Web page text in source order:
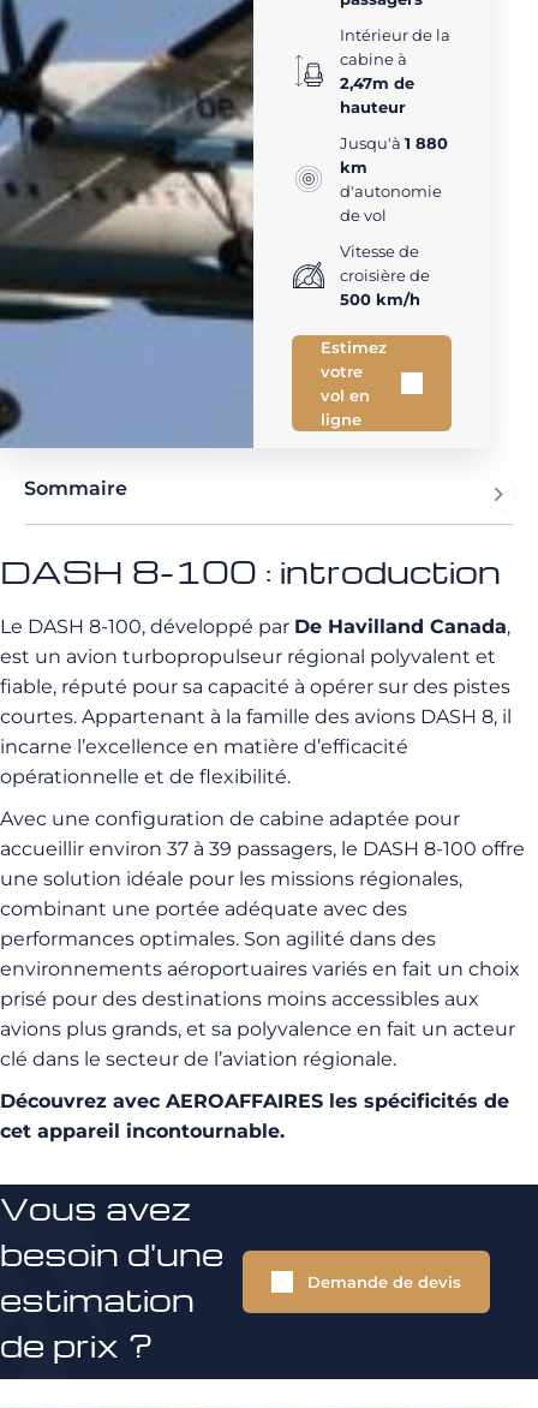
Intérieur de la
cabine à
2,47m de
hauteur
Jusqu'à 1 880
km
d'autonomie
de vol
Vitesse de
croisière de
500 km/h
Estimez
votre
vol en
ligne
Sommaire
DASH 8-100 : introduction
Le DASH 8-100, développé par De Havilland Canada,
est un avion turbopropulseur régional polyvalent et
fiable, réputé pour sa capacité à opérer sur des pistes
courtes. Appartenant à la famille des avions DASH 8, il
incarne l’excellence en matière d’efficacité
opérationnelle et de flexibilité.
Avec une configuration de cabine adaptée pour
accueillir environ 37 à 39 passagers, le DASH 8-100 offre
une solution idéale pour les missions régionales,
combinant une portée adéquate avec des
performances optimales. Son agilité dans des
environnements aéroportuaires variés en fait un choix
prisé pour des destinations moins accessibles aux
avions plus grands, et sa polyvalence en fait un acteur
clé dans le secteur de l’aviation régionale.
Découvrez avec AEROAFFAIRES les spécificités de
cet appareil incontournable.
Vous avez
besoin d'une
estimation
de prix ?
Demande de devis